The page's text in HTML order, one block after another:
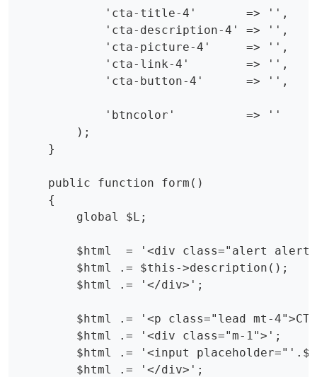
            'cta-title-4'       => '',
            'cta-description-4' => '',
            'cta-picture-4'     => '',
            'cta-link-4'        => '',
            'cta-button-4'      => '',
            'btncolor'          => ''
        );
    }
    public function form()
    {
        global $L;
$html  = '<div class="alert
        $html .= $this->description();
        $html .= '</div>';
$html .= '<p class="lead mt-
        $html .= '<div class="m-1">';
$html .= '<input
        $html .= '</div>';